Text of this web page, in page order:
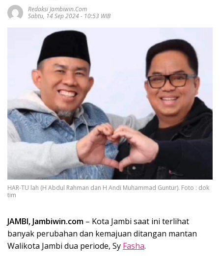
Redaksi Jambiwin.com
Sabtu, 14 Sep 2024 - 10:53 WIB
HAR-TU lah (H Abdul Rahman dan H Andi Muhammad Guntur). Foto : dok
tim
JAMBI, Jambiwin.com – Kota Jambi saat ini terlihat
banyak perubahan dan kemajuan ditangan mantan
Walikota Jambi dua periode, Sy Fasha.